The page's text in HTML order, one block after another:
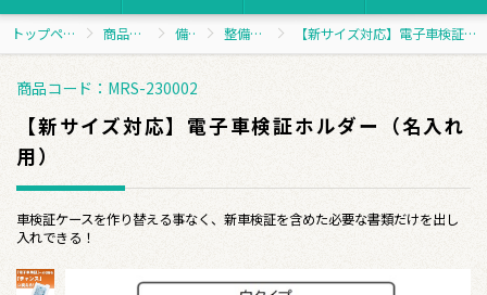
トップページ 商品一覧 備品 整備関係 【新サイズ対応】電子車検証ホルダー（名入れ用）
商品コード：MRS-230002
【新サイズ対応】電子車検証ホルダー（名入れ
用）
車検証ケースを作り替える事なく、新車検証を含めた必要な書類だけを出し
入れできる！